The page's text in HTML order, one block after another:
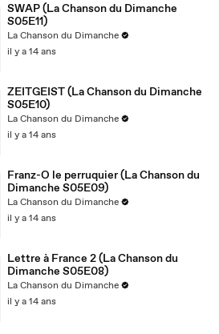
SWAP (La Chanson du Dimanche
S05E11)
La Chanson du Dimanche
il y a 14 ans
ZEITGEIST (La Chanson du Dimanche
S05E10)
La Chanson du Dimanche
il y a 14 ans
Franz-O le perruquier (La Chanson du
Dimanche S05E09)
La Chanson du Dimanche
il y a 14 ans
Lettre à France 2 (La Chanson du
Dimanche S05E08)
La Chanson du Dimanche
il y a 14 ans